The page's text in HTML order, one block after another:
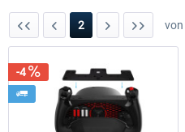
2 von
-4